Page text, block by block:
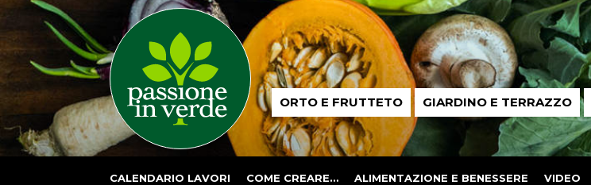
Passione
in ORTO E FRUTTETO GIARDINO E TERRAZZO
CALENDARIO LAVORI COME CREARE… ALIMENTAZIONE E BENESSERE VIDEO